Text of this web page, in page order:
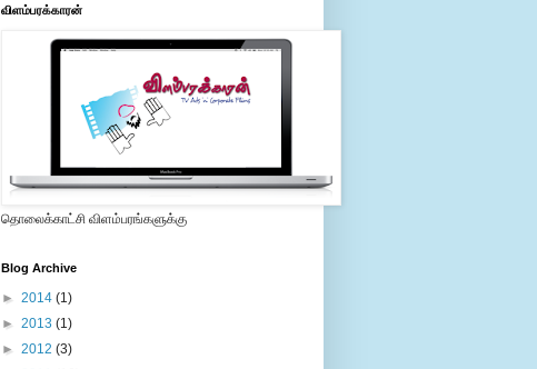
விளம்பரக்காரன்
தொலைக்காட்சி விளம்பரங்களுக்கு
Blog Archive
► 2014 (1)
► 2013 (1)
► 2012 (3)